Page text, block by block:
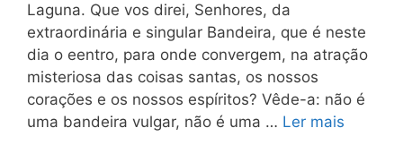
Laguna. Que vos direi, Senhores, da
extraordinária e singular Bandeira, que é neste
dia o eentro, para onde convergem, na atração
miste­riosa das coisas santas, os nossos
corações e os nossos espíritos? Vêde-a: não é
uma bandeira vulgar, não é uma … Ler mais